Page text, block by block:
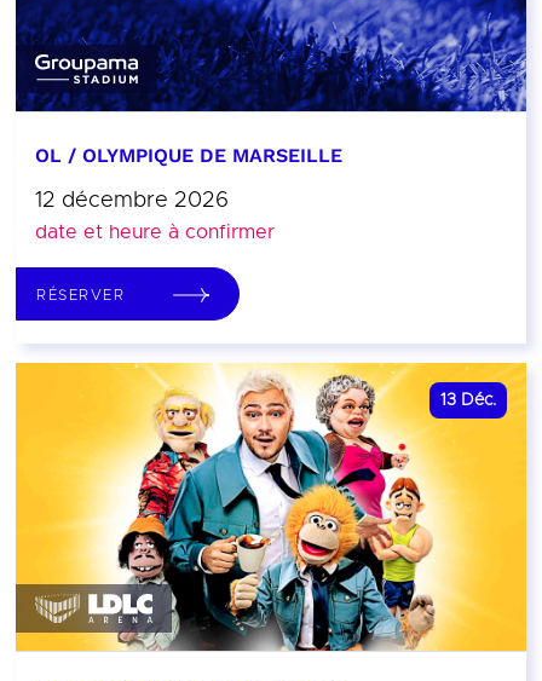
OL / OLYMPIQUE DE MARSEILLE
12 décembre 2026
date et heure à confirmer
RÉSERVER
13 Déc.